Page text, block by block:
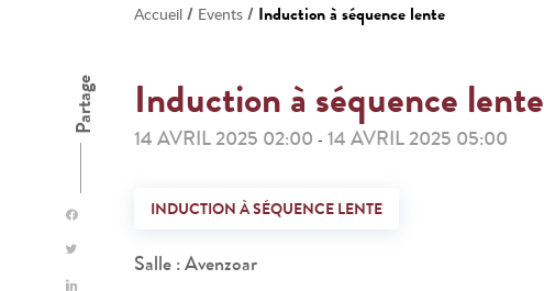
Accueil / Events / Induction à séquence lente
Partage Induction à séquence lente
14 AVRIL 2025 02:00 - 14 AVRIL 2025 05:00
INDUCTION À SÉQUENCE LENTE
Salle : Avenzoar